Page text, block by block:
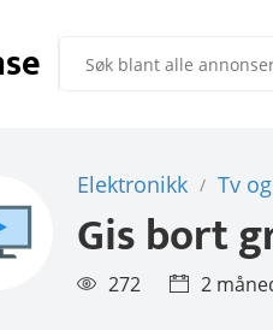
Elektronikk / Tv
Gis bort
272 2